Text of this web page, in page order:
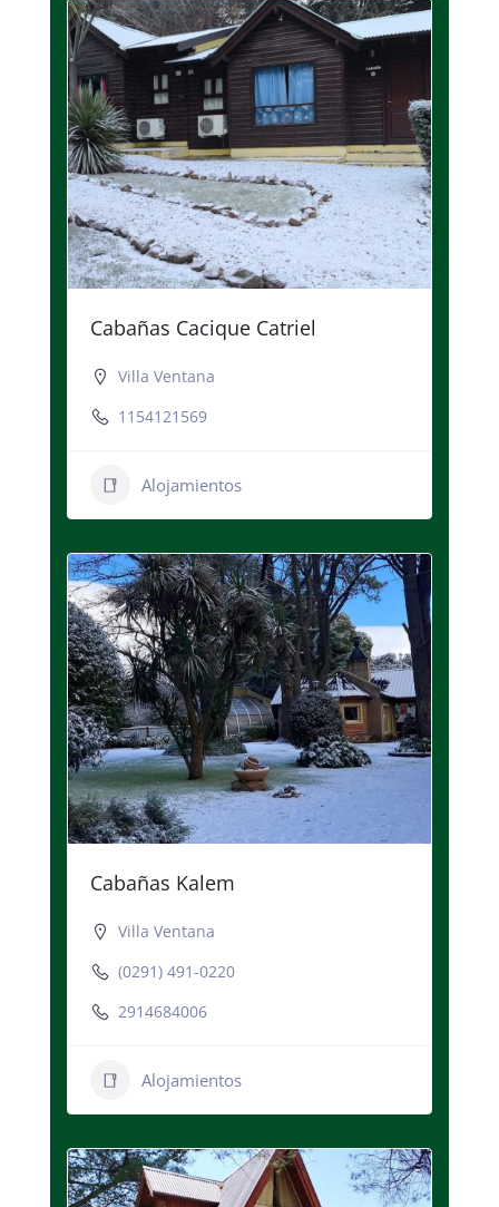
Cabañas Cacique Catriel
Villa Ventana
1154121569
Alojamientos
Cabañas Kalem
Villa Ventana
(0291) 491-0220
2914684006
Alojamientos